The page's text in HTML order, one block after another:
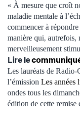
« À mesure que croît
maladie mentale à
commencer à
manière qui, autrefois,
merveilleusement
Lire le
Les lauréats de Radio-
l’émission Les années
ondes tous les
édition de cette remise